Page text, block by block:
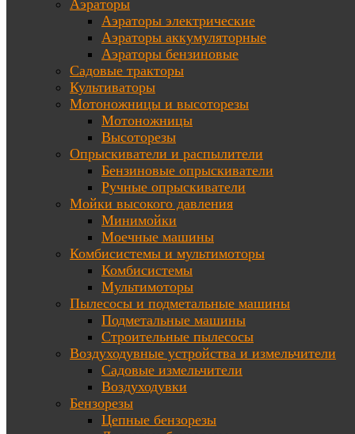
Аэраторы
Аэраторы электрические
Аэраторы аккумуляторные
Аэраторы бензиновые
Садовые тракторы
Культиваторы
Мотоножницы и высоторезы
Мотоножницы
Высоторезы
Опрыскиватели и распылители
Бензиновые опрыскиватели
Ручные опрыскиватели
Мойки высокого давления
Минимойки
Моечные машины
Комбисистемы и мультимоторы
Комбисистемы
Мультимоторы
Пылесосы и подметальные машины
Подметальные машины
Строительные пылесосы
Воздуходувные устройства и измельчители
Садовые измельчители
Воздуходувки
Бензорезы
Цепные бензорезы